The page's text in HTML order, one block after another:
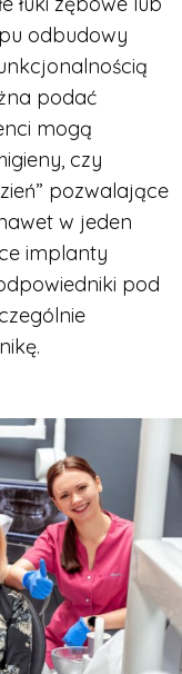
odbudowy
podać
mogą
czy
pozwalające
w jeden
implanty
pod